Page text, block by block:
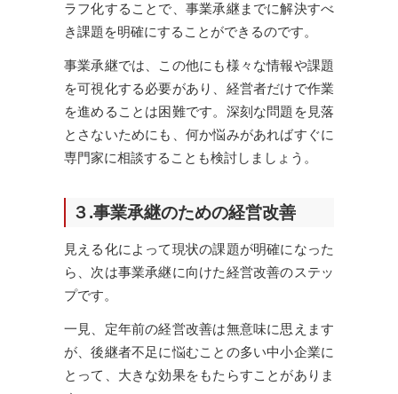
ラフ化することで、事業承継までに解決すべ
き課題を明確にすることができるのです。
事業承継では、この他にも様々な情報や課題
を可視化する必要があり、経営者だけで作業
を進めることは困難です。深刻な問題を見落
とさないためにも、何か悩みがあればすぐに
専門家に相談することも検討しましょう。
３.事業承継のための経営改善
見える化によって現状の課題が明確になった
ら、次は事業承継に向けた経営改善のステッ
プです。
一見、定年前の経営改善は無意味に思えます
が、後継者不足に悩むことの多い中小企業に
とって、大きな効果をもたらすことがありま